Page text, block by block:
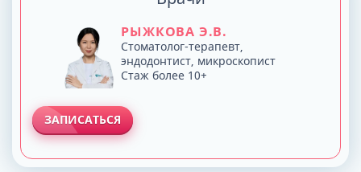
РЫЖКОВА Э.В.
Стоматолог-терапевт,
эндодонтист, микроскопист
Стаж более 10+
ЗАПИСАТЬСЯ